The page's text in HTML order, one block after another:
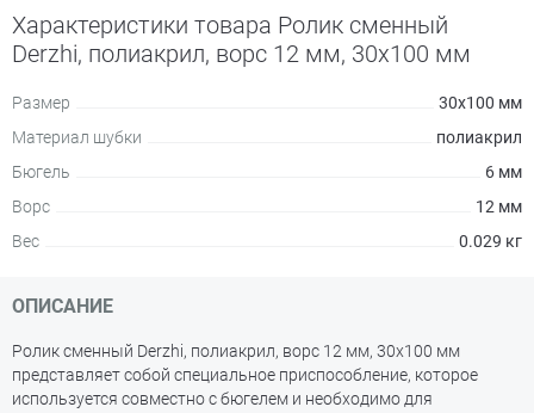
Характеристики товара Ролик сменный
Derzhi, полиакрил, ворс 12 мм, 30х100 мм
Размер
30х100 мм
Материал шубки
полиакрил
Бюгель
6 мм
Ворс
12 мм
Вес
0.029 кг
ОПИСАНИЕ
Ролик сменный Derzhi, полиакрил, ворс 12 мм, 30х100 мм
представляет собой специальное приспособление, которое
используется совместно с бюгелем и необходимо для